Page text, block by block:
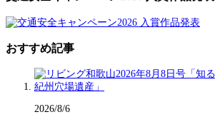
おすすめ記事
2026/8/6